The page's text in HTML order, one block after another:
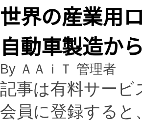
世界の産業用
自動車製造か
By ＡＡｉＴ 管理者
記事は有料サービ
会員に登録すると